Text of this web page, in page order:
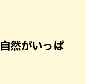
然がいっぱ